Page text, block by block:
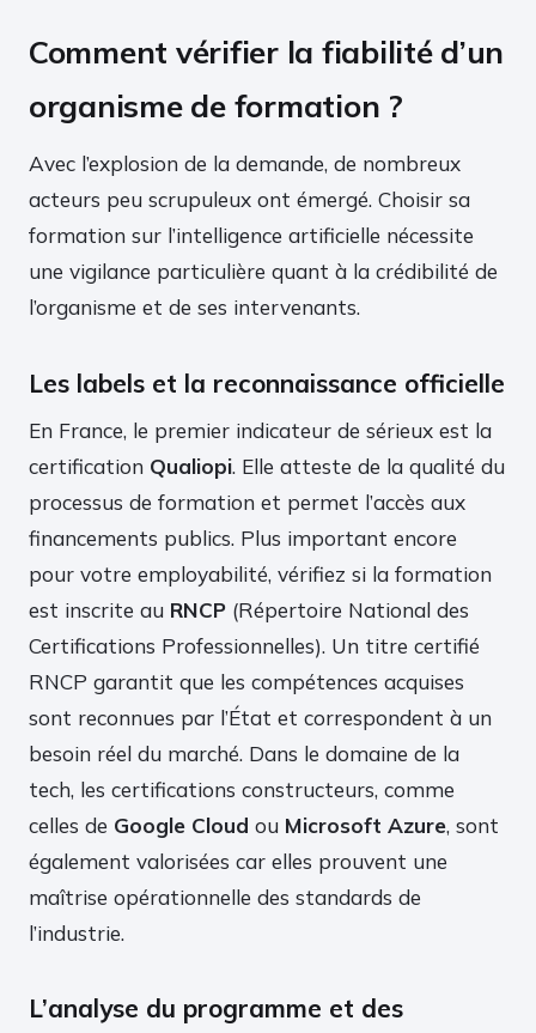
Comment vérifier la fiabilité d’un
organisme de formation ?
Avec l’explosion de la demande, de nombreux
acteurs peu scrupuleux ont émergé. Choisir sa
formation sur l’intelligence artificielle nécessite
une vigilance particulière quant à la crédibilité de
l’organisme et de ses intervenants.
Les labels et la reconnaissance officielle
En France, le premier indicateur de sérieux est la
certification Qualiopi. Elle atteste de la qualité du
processus de formation et permet l’accès aux
financements publics. Plus important encore
pour votre employabilité, vérifiez si la formation
est inscrite au RNCP (Répertoire National des
Certifications Professionnelles). Un titre certifié
RNCP garantit que les compétences acquises
sont reconnues par l’État et correspondent à un
besoin réel du marché. Dans le domaine de la
tech, les certifications constructeurs, comme
celles de Google Cloud ou Microsoft Azure, sont
également valorisées car elles prouvent une
maîtrise opérationnelle des standards de
l’industrie.
L’analyse du programme et des